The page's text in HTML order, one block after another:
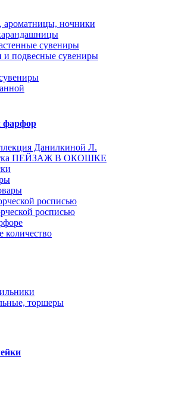
ароматницы, ночники
сувениры
и подвесные сувениры
фарфор
Данилкиной Л.
ПЕЙЗАЖ В ОКОШКЕ
росписью
росписью
количество
торшеры